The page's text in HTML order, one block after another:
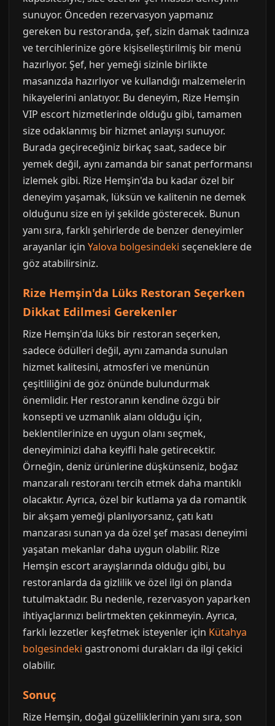
sunuyor. Önceden rezervasyon yapmanız
gereken bu restoranda, şef, sizin damak tadınıza
ve tercihlerinize göre kişiselleştirilmiş bir menü
hazırlıyor. Şef, her yemeği sizinle birlikte
masanızda hazırlıyor ve kullandığı malzemelerin
hikayelerini anlatıyor. Bu deneyim, Rize Hemşin
VIP escort hizmetlerinde olduğu gibi, tamamen
size odaklanmış bir hizmet anlayışı sunuyor.
Burada geçireceğiniz birkaç saat, sadece bir
yemek değil, aynı zamanda bir sanat performansı
izlemek gibi. Rize Hemşin'da bu kadar özel bir
deneyim yaşamak, lüksün ve kalitenin ne demek
olduğunu size en iyi şekilde gösterecek. Bunun
yanı sıra, farklı şehirlerde de benzer deneyimler
arayanlar için Yalova bolgesindeki seçeneklere de
göz atabilirsiniz.
Rize Hemşin'da Lüks Restoran Seçerken
Dikkat Edilmesi Gerekenler
Rize Hemşin'da lüks bir restoran seçerken,
sadece ödülleri değil, aynı zamanda sunulan
hizmet kalitesini, atmosferi ve menünün
çeşitliliğini de göz önünde bulundurmak
önemlidir. Her restoranın kendine özgü bir
konsepti ve uzmanlık alanı olduğu için,
beklentilerinize en uygun olanı seçmek,
deneyiminizi daha keyifli hale getirecektir.
Örneğin, deniz ürünlerine düşkünseniz, boğaz
manzaralı restoranı tercih etmek daha mantıklı
olacaktır. Ayrıca, özel bir kutlama ya da romantik
bir akşam yemeği planlıyorsanız, çatı katı
manzarası sunan ya da özel şef masası deneyimi
yaşatan mekanlar daha uygun olabilir. Rize
Hemşin escort arayışlarında olduğu gibi, bu
restoranlarda da gizlilik ve özel ilgi ön planda
tutulmaktadır. Bu nedenle, rezervasyon yaparken
ihtiyaçlarınızı belirtmekten çekinmeyin. Ayrıca,
farklı lezzetler keşfetmek isteyenler için Kütahya
bolgesindeki gastronomi durakları da ilgi çekici
olabilir.
Sonuç
Rize Hemşin, doğal güzelliklerinin yanı sıra, son